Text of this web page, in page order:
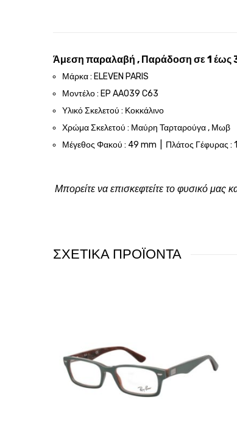
Άμεση παραλαβή , Παράδοση σε 1 έως 3
Μάρκα : ELEVEN PARIS
Μοντέλο : EP AA039 C63
Υλικό Σκελετού : Κοκκάλινο
Χρώμα Σκελετού : Μαύρη Ταρταρούγα , Μωβ
Μέγεθος Φακού : 49 mm | Πλάτος Γέφυρας :
Μπορείτε να επισκεφτείτε το φυσικό
ΣΧΕΤΙΚΑ ΠΡΟΪΟΝΤΑ